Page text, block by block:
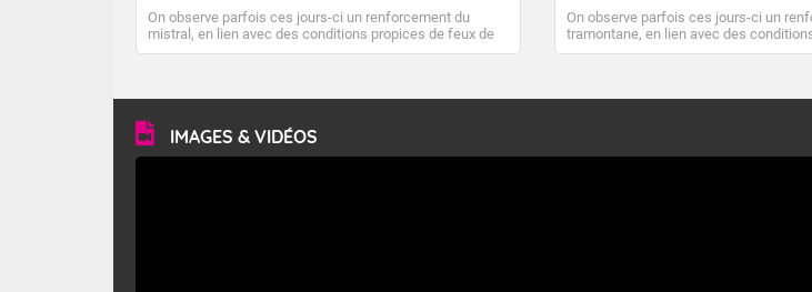
On observe parfois ces jours-ci un renforcement du
mistral, en lien avec des conditions propices de feux de
forêt. Mais qu'est-ce que le mistral ? Quelles sont ses
vitesse moyenne de 50 km/h et atteindre 80 à 100 km/h
en rafales, parfois davantage. Il parcourt la basse vallée
du Rhône et la Provence et envahit le littoral
méditerranéen à partir de la Camargue.
On observe parfois ces jours-ci un
tramontane, en lien avec des
de forêt. Mais qu'est-ce que la
à nord-ouest, dans un secteur qui part
monts, en allusion aux régions
IMAGES & VIDÉOS